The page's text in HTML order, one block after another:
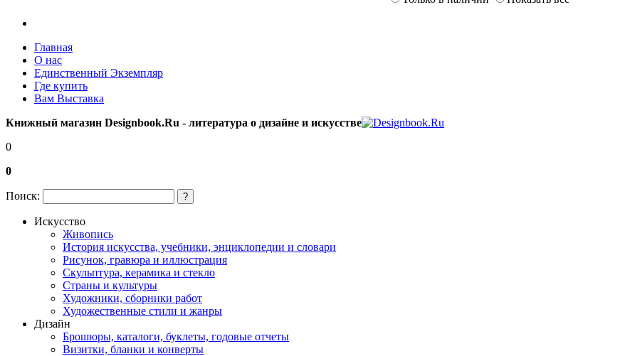
Главная
О нас
Единственный Экземпляр
Где купить
Вам Выставка
Книжный магазин Designbook.Ru - литература о дизайне и искусстве
0
0
Поиск: ?
Искусство
Живопись
История искусства, учебники, энциклопедии и словари
Рисунок, гравюра и иллюстрация
Скульптура, керамика и стекло
Страны и культуры
Художники, сборники работ
Художественные стили и жанры
Дизайн
Брошюры, каталоги, буклеты, годовые отчеты
Визитки, бланки и конверты